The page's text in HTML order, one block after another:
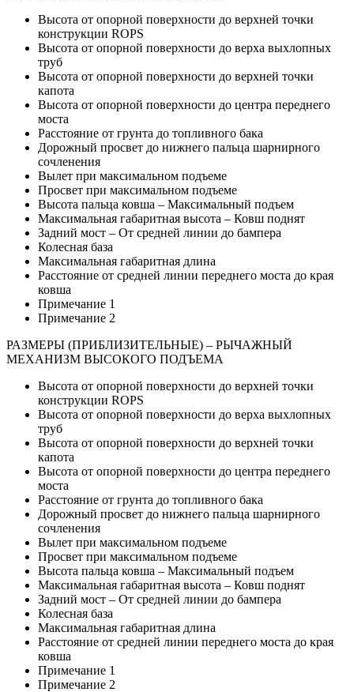
Высота от опорной поверхности до верхней точки
конструкции ROPS
Высота от опорной поверхности до верха выхлопных
труб
Высота от опорной поверхности до верхней точки
капота
Высота от опорной поверхности до центра переднего
моста
Расстояние от грунта до топливного бака
Дорожный просвет до нижнего пальца шарнирного
сочленения
Вылет при максимальном подъеме
Просвет при максимальном подъеме
Высота пальца ковша – Максимальный подъем
Максимальная габаритная высота – Ковш поднят
Задний мост – От средней линии до бампера
Колесная база
Максимальная габаритная длина
Расстояние от средней линии переднего моста до края
ковша
Примечание 1
Примечание 2
РАЗМЕРЫ (ПРИБЛИЗИТЕЛЬНЫЕ) – РЫЧАЖНЫЙ
МЕХАНИЗМ ВЫСОКОГО ПОДЪЕМА
Высота от опорной поверхности до верхней точки
конструкции ROPS
Высота от опорной поверхности до верха выхлопных
труб
Высота от опорной поверхности до верхней точки
капота
Высота от опорной поверхности до центра переднего
моста
Расстояние от грунта до топливного бака
Дорожный просвет до нижнего пальца шарнирного
сочленения
Вылет при максимальном подъеме
Просвет при максимальном подъеме
Высота пальца ковша – Максимальный подъем
Максимальная габаритная высота – Ковш поднят
Задний мост – От средней линии до бампера
Колесная база
Максимальная габаритная длина
Расстояние от средней линии переднего моста до края
ковша
Примечание 1
Примечание 2